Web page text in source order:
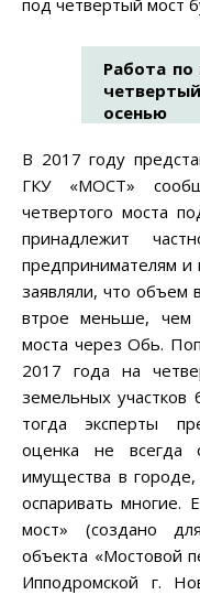
под четвертый мост
Работа по
осенью
В 2017 году
ГКУ «МОСТ»
четвертого моста
принадлежит
предпринимателям и
заявляли, что объем
втрое меньше, чем
моста через Обь.
2017 года на
земельных
тогда эксперты
оценка не всегда
имущества в
оспаривать
мост» (создано
объекта «Мостовой
Ипподромской г.